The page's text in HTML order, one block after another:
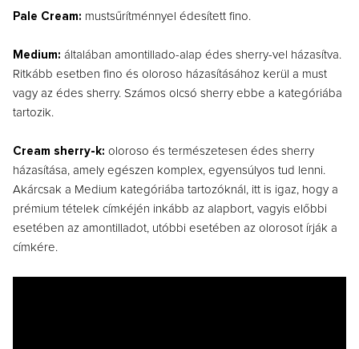
Pale Cream: mustsűrítménnyel édesített fino.
Medium: általában amontillado-alap édes sherry-vel házasítva.
Ritkább esetben fino és oloroso házasításához kerül a must
vagy az édes sherry. Számos olcsó sherry ebbe a kategóriába
tartozik.
Cream sherry-k: oloroso és természetesen édes sherry
házasítása, amely egészen komplex, egyensúlyos tud lenni.
Akárcsak a Medium kategóriába tartozóknál, itt is igaz, hogy a
prémium tételek címkéjén inkább az alapbort, vagyis előbbi
esetében az amontilladot, utóbbi esetében az olorosot írják a
címkére.